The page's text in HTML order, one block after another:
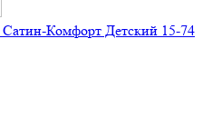
Сатин-Комфорт Детский 15-74